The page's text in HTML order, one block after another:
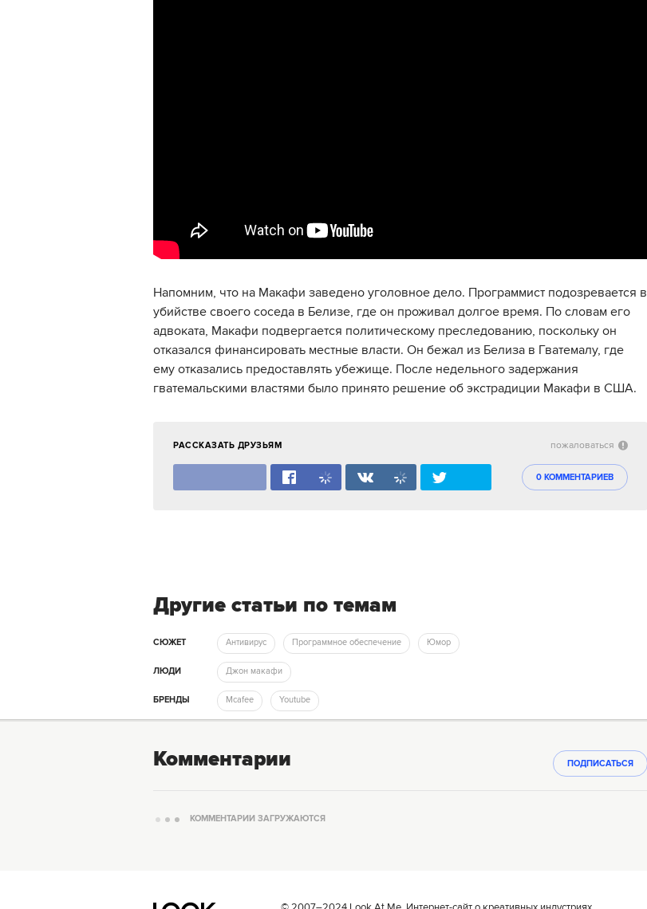
Напомним, что на Макафи заведено уголовное дело. Программист подозревается в
убийстве своего соседа в Белизе, где он проживал долгое время. По словам его
адвоката, Макафи подвергается политическому преследованию, поскольку он
отказался финансировать местные власти. Он бежал из Белиза в Гватемалу, где
ему отказались предоставлять убежище. После недельного задержания
гватемальскими властями было принято решение об экстрадиции Макафи в США.
РАССКАЗАТЬ ДРУЗЬЯМ
0 КОММЕНТАРИЕВ
пожаловаться
Другие статьи по темам
СЮЖЕТ Антивирус Программное обеспечение Юмор
ЛЮДИ Джон макафи
БРЕНДЫ Mcafee Youtube
Комментарии ПОДПИСАТЬСЯ
КОММЕНТАРИИ ЗАГРУЖАЮТСЯ